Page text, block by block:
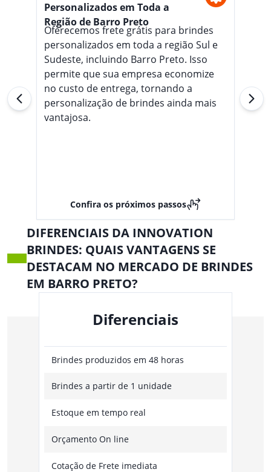
Personalizados em Toda a
Região de Barro Preto
Oferecemos frete grátis para brindes
personalizados em toda a região Sul e
Sudeste, incluindo Barro Preto. Isso
permite que sua empresa economize
no custo de entrega, tornando a
personalização de brindes ainda mais
vantajosa.
Confira os próximos passos
DIFERENCIAIS DA INNOVATION
BRINDES: QUAIS VANTAGENS SE
DESTACAM NO MERCADO DE BRINDES
EM BARRO PRETO?
Diferenciais
Brindes produzidos em 48 horas
Brindes a partir de 1 unidade
Estoque em tempo real
Orçamento On line
Cotação de Frete imediata